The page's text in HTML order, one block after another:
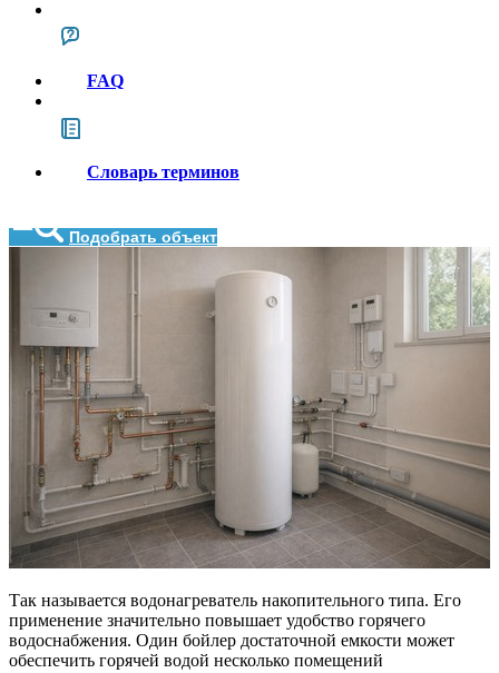
FAQ
Словарь терминов
Подобрать объект
Так называется водонагреватель накопительного типа. Его
применение значительно повышает удобство горячего
водоснабжения. Один бойлер достаточной емкости может
обеспечить горячей водой несколько помещений